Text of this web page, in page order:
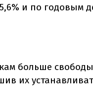
и по годовым
больше свободы
их